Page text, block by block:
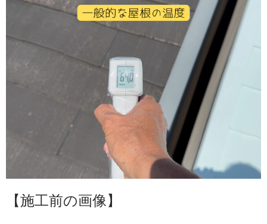
【施工前の画像】